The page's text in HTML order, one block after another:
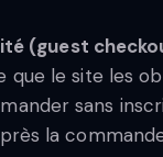
(guest
que le site les
sans
la